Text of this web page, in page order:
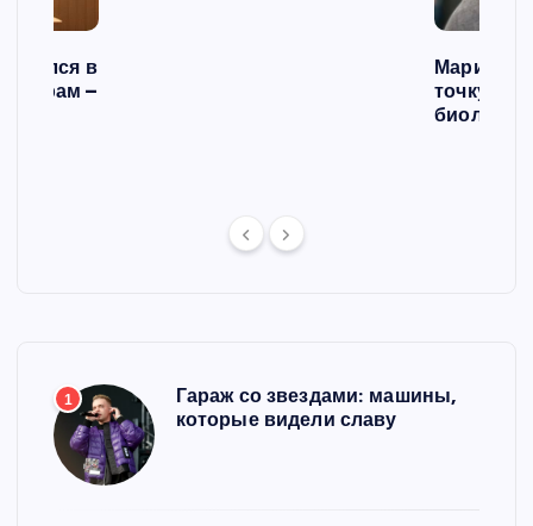
в
–
Мария
точку в
1
Гараж со звездами: машины,
которые видели славу